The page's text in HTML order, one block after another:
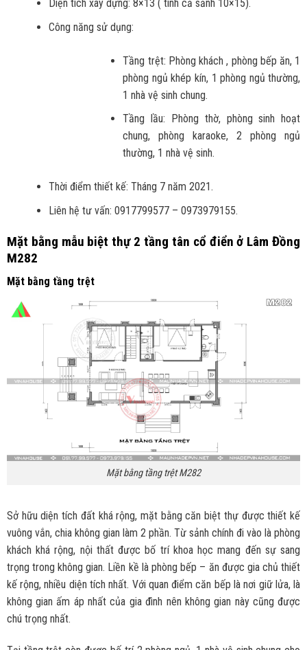
Diện tích xây dựng: 8×13 ( tính cả sảnh 10×15).
Công năng sử dụng:
Tầng trệt: Phòng khách , phòng bếp ăn, 1
phòng ngủ khép kín, 1 phòng ngủ thường,
1 nhà vệ sinh chung.
Tầng lầu: Phòng thờ, phòng sinh hoạt
chung, phòng karaoke, 2 phòng ngủ
thường, 1 nhà vệ sinh.
Thời điểm thiết kế: Tháng 7 năm 2021.
Liên hệ tư vấn: 0917799577 – 0973979155.
Mặt bằng mẫu biệt thự 2 tầng tân cổ điển ở Lâm Đồng
M282
Mặt bằng tầng trệt
Mặt bằng tầng trệt M282
Sở hữu diện tích đất khá rộng, mặt bằng căn biệt thự được thiết kế
vuông vắn, chia không gian làm 2 phần. Từ sảnh chính đi vào là phòng
khách khá rộng, nội thất được bố trí khoa học mang đến sự sang
trọng trong không gian. Liền kề là phòng bếp – ăn được gia chủ thiết
kế rộng, nhiều diện tích nhất. Với quan điểm căn bếp là nơi giữ lửa, là
không gian ấm áp nhất của gia đình nên không gian này cũng được
chú trọng nhất.